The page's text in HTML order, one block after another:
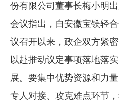
企业文化
《资源再生》杂志
数字报
份有限公司董事长梅小明出
会议指出，自安徽宝镁轻
议召开以来，政企双方紧
以赴推动议定事项落地落
展。要集中优势资源和力
专人对接、攻克难点环节